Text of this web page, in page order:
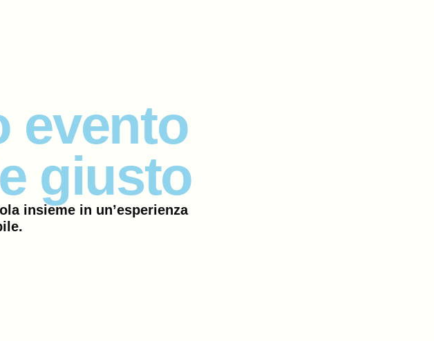
evento
giusto
insieme in un’esperienza